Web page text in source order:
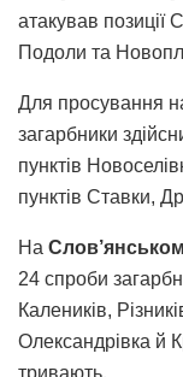
атакував позиції
Подоли та
Для просування
загарбники
пунктів
пунктів Ставки,
На
24 спроби
Калеників,
Олександрівка й
тривають.